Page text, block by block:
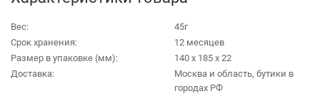
Вес:
45г
Срок хранения:
12 месяцев
Размер в упаковке (мм):
140 х 185 х 22
Доставка:
Москва и область, бутики в
городах РФ